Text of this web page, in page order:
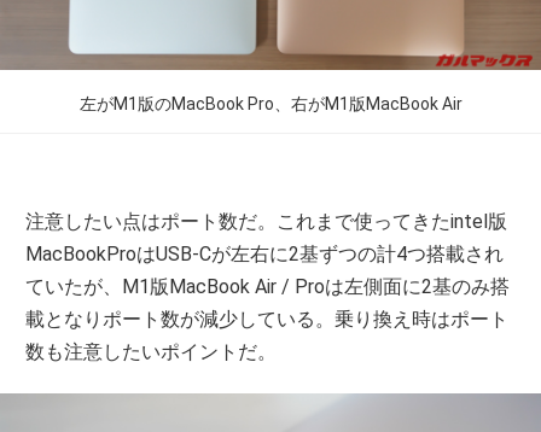
左がM1版のMacBook Pro、右がM1版MacBook Air
注意したい点はポート数だ。これまで使ってきたintel版
MacBookProはUSB-Cが左右に2基ずつの計4つ搭載され
ていたが、M1版MacBook Air / Proは左側面に2基のみ搭
載となりポート数が減少している。乗り換え時はポート
数も注意したいポイントだ。